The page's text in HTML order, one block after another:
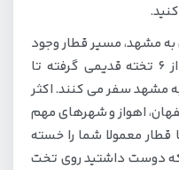
به مشهد، مسیر قطار وجود
دارد. روزانه قطارهای متنوعی از 6 تخته قدیمی گرفته تا
لوکس به مشهد سفر می کنند. اکثر
اهواز و شهرهای مهم
معمولا شما را خسته
که دوست داشتید روی تخت